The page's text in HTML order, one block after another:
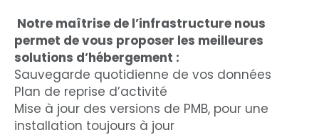
Notre maîtrise de l’infrastructure nous
permet de vous proposer les meilleures
solutions d’hébergement :
Sauvegarde quotidienne de vos données
Plan de reprise d’activité
Mise à jour des versions de PMB, pour une
installation toujours à jour